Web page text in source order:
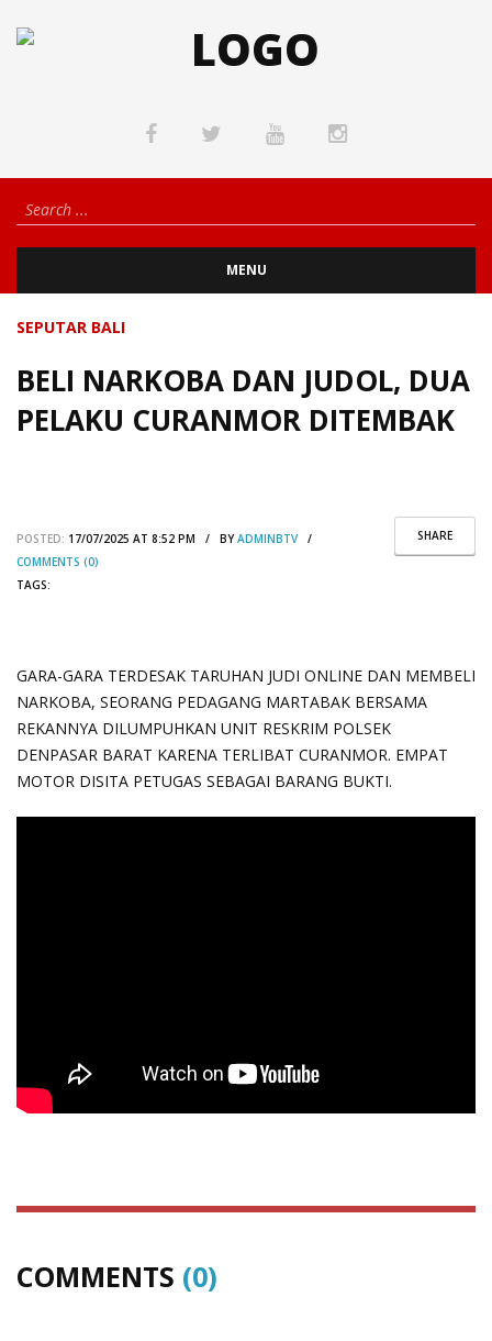
MENU
SEPUTAR BALI
BELI NARKOBA DAN JUDOL, DUA
PELAKU CURANMOR DITEMBAK
SHARE
POSTED: 17/07/2025 AT 8:52 PM / BYADMINBTV /
COMMENTS (0)
TAGS:
GARA-GARA TERDESAK TARUHAN JUDI ONLINE DAN MEMBELI
NARKOBA, SEORANG PEDAGANG MARTABAK BERSAMA
REKANNYA DILUMPUHKAN UNIT RESKRIM POLSEK
DENPASAR BARAT KARENA TERLIBAT CURANMOR. EMPAT
MOTOR DISITA PETUGAS SEBAGAI BARANG BUKTI.
COMMENTS (0)